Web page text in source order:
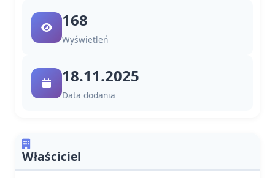
168
Wyświetleń
18.11.2025
Data dodania
Właściciel